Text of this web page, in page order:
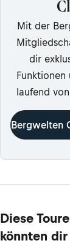
Mit der
dir
laufend
Bergwelten
Diese
könnten